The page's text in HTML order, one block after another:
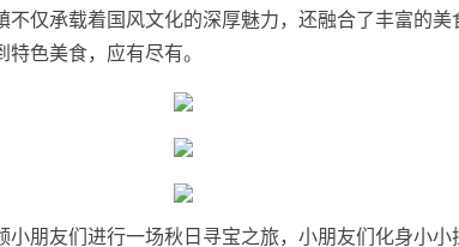
不仅承载着国风文化的深厚魅力，还融合了丰富的
色美食，应有尽有。
小朋友们进行一场秋日寻宝之旅，小朋友们化身小